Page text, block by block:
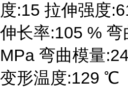
度:15 拉伸强度
伸长率:105 % 弯
MPa 弯曲模量
变形温度:129 ℃